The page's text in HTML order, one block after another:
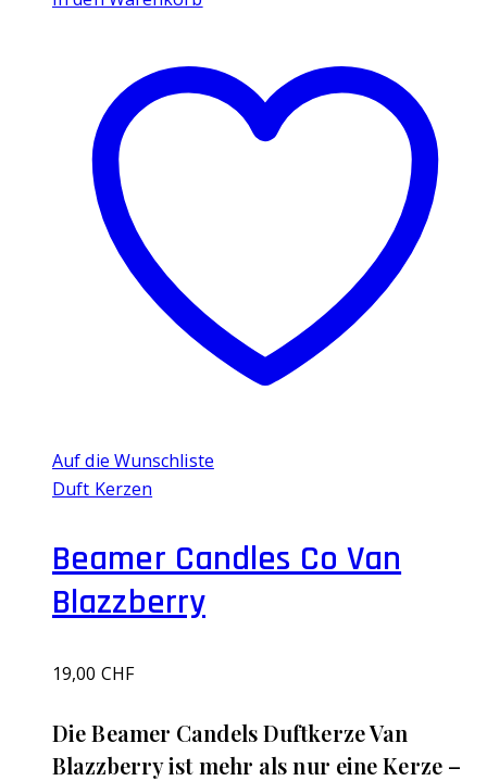
Auf die Wunschliste
Duft Kerzen
Beamer Candles Co Van
Blazzberry
19,00 CHF
Die Beamer Candels Duftkerze Van
Blazzberry ist mehr als nur eine Kerze –